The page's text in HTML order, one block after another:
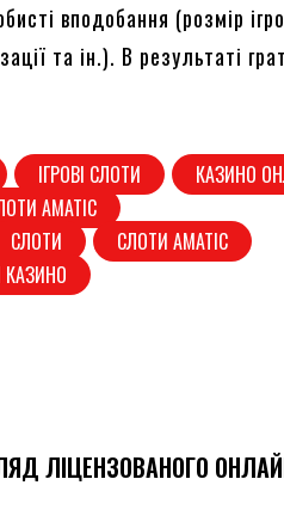
вподобання (розмір
та ін.). В результаті
ІГРОВІ СЛОТИ
КАЗИНО
AMATIC
СЛОТИ
СЛОТИ AMATIC
КАЗИНО
ЛІЦЕНЗОВАНОГО